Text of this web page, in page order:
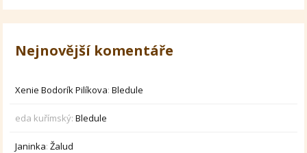
Nejnovější komentáře
Xenie Bodorík Pilíkova:Bledule
eda kuřímský:Bledule
Janinka:Žalud